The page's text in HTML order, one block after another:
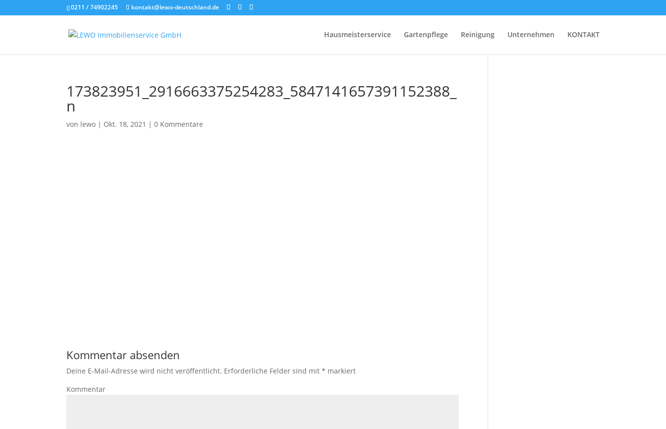
0211 / 74902245 kontakt@lewo-deutschland.de
Hausmeisterservice Gartenpflege Reinigung Unternehmen KONTAKT
173823951_2916663375254283_5847141657391152388_
n
von lewo | Okt. 18, 2021 |0 Kommentare
Kommentar absenden
Deine E-Mail-Adresse wird nicht veröffentlicht. Erforderliche Felder sind mit* markiert
Kommentar